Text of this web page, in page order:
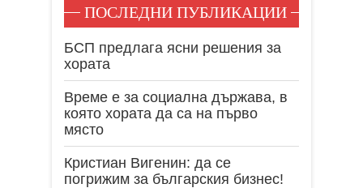
ПОСЛЕДНИ ПУБЛИКАЦИИ
БСП предлага ясни решения за
хората
Време е за социална държава, в
която хората да са на първо
място
Кристиан Вигенин: да се
погрижим за българския бизнес!